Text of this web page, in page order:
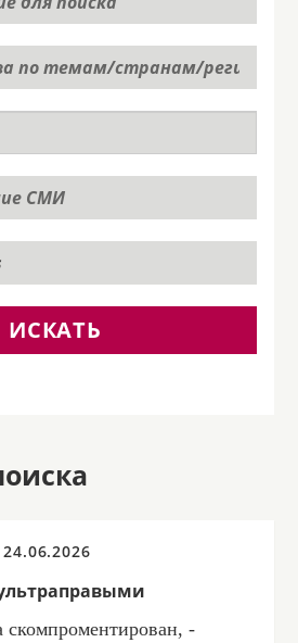
ИСКАТЬ
24.06.2026
скомпроментирован, -